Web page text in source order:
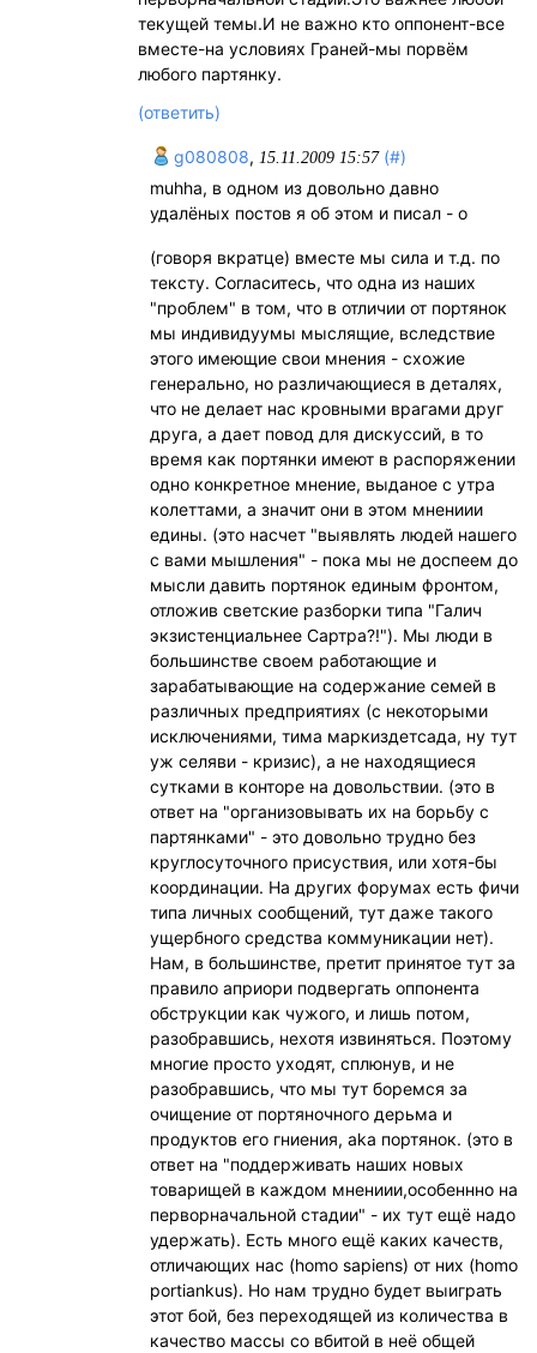
текущей темы.И не важно кто оппонент-все
вместе-на условиях Граней-мы порвём
любого партянку.
(ответить)
g080808, 15.11.2009 15:57 (#)
muhha, в одном из довольно давно
удалёных постов я об этом и писал - о
(говоря вкратце) вместе мы сила и т.д. по
тексту. Согласитесь, что одна из наших
"проблем" в том, что в отличии от портянок
мы индивидуумы мыслящие, вследствие
этого имеющие свои мнения - схожие
генерально, но различающиеся в деталях,
что не делает нас кровными врагами друг
друга, а дает повод для дискуссий, в то
время как портянки имеют в распоряжении
одно конкретное мнение, выданое с утра
колеттами, а значит они в этом мнениии
едины. (это насчет "выявлять людей нашего
с вами мышления" - пока мы не доспеем до
мысли давить портянок единым фронтом,
отложив светские разборки типа "Галич
экзистенциальнее Сартра?!"). Мы люди в
большинстве своем работающие и
зарабатывающие на содержание семей в
различных предприятиях (с некоторыми
исключениями, тима маркиздетсада, ну тут
уж селяви - кризис), а не находящиеся
сутками в конторе на довольствии. (это в
ответ на "организовывать их на борьбу с
партянками" - это довольно трудно без
круглосуточного присуствия, или хотя-бы
координации. На других форумах есть фичи
типа личных сообщений, тут даже такого
ущербного средства коммуникации нет).
Нам, в большинстве, претит принятое тут за
правило априори подвергать оппонента
обструкции как чужого, и лишь потом,
разобравшись, нехотя извиняться. Поэтому
многие просто уходят, сплюнув, и не
разобравшись, что мы тут боремся за
очищение от портяночного дерьма и
продуктов его гниения, aka портянок. (это в
ответ на "поддерживать наших новых
товарищей в каждом мнениии,особеннно на
перворначальной стадии" - их тут ещё надо
удержать). Есть много ещё каких качеств,
отличающих нас (homo sapiens) от них (homo
portiankus). Но нам трудно будет выиграть
этот бой, без переходящей из количества в
качество массы со вбитой в неё общей